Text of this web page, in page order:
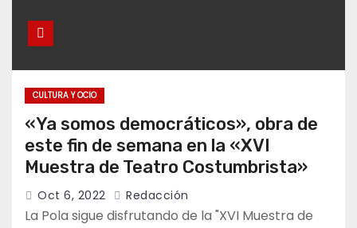
CULTURA Y OCIO
«Ya somos democráticos», obra de
este fin de semana en la «XVI
Muestra de Teatro Costumbrista»
Oct 6, 2022 Redacción
La Pola sigue disfrutando de la "XVI Muestra de